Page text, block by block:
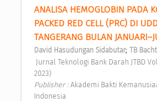
ANALISA HEMOGLOBIN PADA
PACKED RED CELL (PRC) DI
TANGERANG BULAN
David Hasudungan Sidabutar; TB
2023)
Publisher : Akademi Bakti
Indonesia